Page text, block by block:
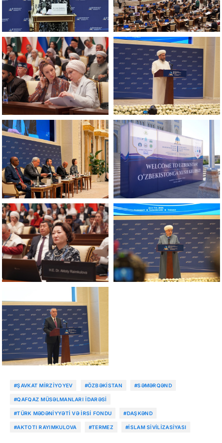
#ŞAVKAT MIRZIYOYEV #ÖZBƏKISTAN #SƏMƏRQƏND
#QAFQAZ MÜSƏLMANLARI İDARƏSI
#TÜRK MƏDƏNIYYƏTI VƏ İRSI FONDU #DAŞKƏND
#AKTOTI RAYIMKULOVA #TERMEZ #İSLAM SIVILIZASIYASI